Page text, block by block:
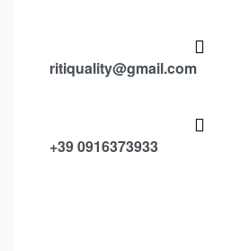
ritiquality@gmail.com
+39 0916373933